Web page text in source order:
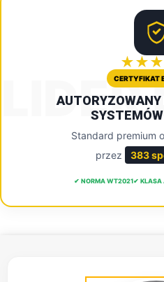
CERTYFIKAT
Standard premium
przez
383
✔ NORMA WT2021✔ KLASA